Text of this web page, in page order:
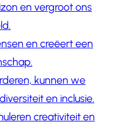
en vergroot ons
en creëert een
kunnen we
en inclusie.
creativiteit en